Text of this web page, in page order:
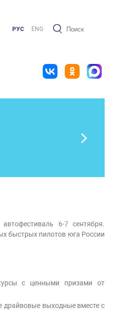
РУС ENG
6-7 сентября.
быстрых пилотов юга России
с ценными призами от
драйвовые выходные вместе с